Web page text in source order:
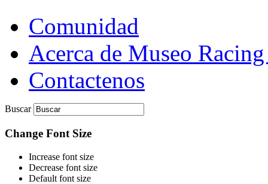
Comunidad
Acerca de Museo
Contactenos
Buscar
Change Font Size
Increase font size
Decrease font size
Default font size